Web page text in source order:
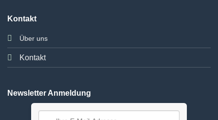
Kontakt
Über uns
Kontakt
Newsletter Anmeldung